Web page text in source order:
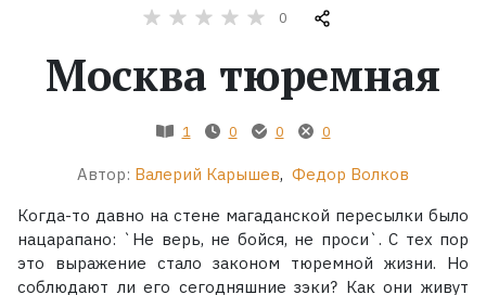
Экранизации
Коллекции
0
Москва тюремная
1 0 0 0
Автор: Валерий Карышев, Федор Волков
Когда-то давно на стене магаданской пересылки было
нацарапано: `Не верь, не бойся, не проси`. С тех пор
это выражение стало законом тюремной жизни. Но
соблюдают ли его сегодняшние зэки? Как они живут